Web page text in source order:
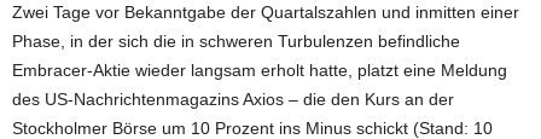
Zwei Tage vor Bekanntgabe der Quartalszahlen und inmitten einer
Phase, in der sich die in schweren Turbulenzen befindliche
Embracer-Aktie wieder langsam erholt hatte, platzt eine Meldung
des US-Nachrichtenmagazins Axios – die den Kurs an der
Stockholmer Börse um 10 Prozent ins Minus schickt (Stand: 10